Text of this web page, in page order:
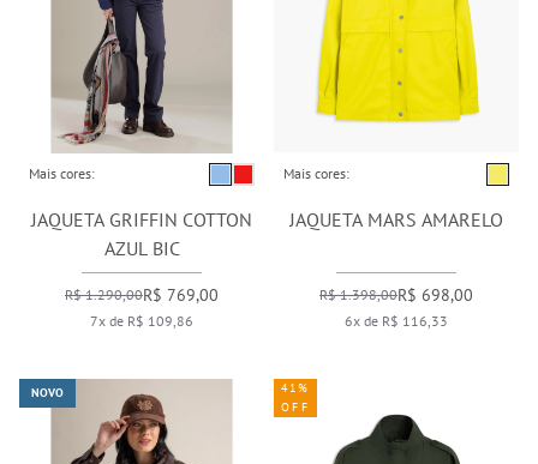
Mais cores:
JAQUETA GRIFFIN COTTON
AZUL BIC
R$ 1.290,00R$ 769,00
7x de R$ 109,86
Mais cores:
JAQUETA MARS AMARELO
R$ 1.398,00R$ 698,00
6x de R$ 116,33
NOVO
41%
OFF